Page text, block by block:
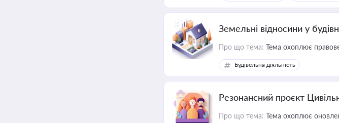
Земельні відносини у
Про що тема: Тема охоплює
Будівельна діяльність
Резонансний проєкт
Про що тема: Тема охоплює